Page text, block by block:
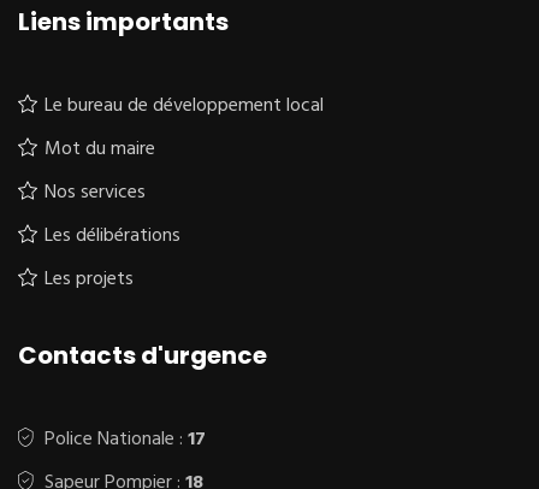
Liens importants
Le bureau de développement local
Mot du maire
Nos services
Les délibérations
Les projets
Contacts d'urgence
Police Nationale :17
Sapeur Pompier :18